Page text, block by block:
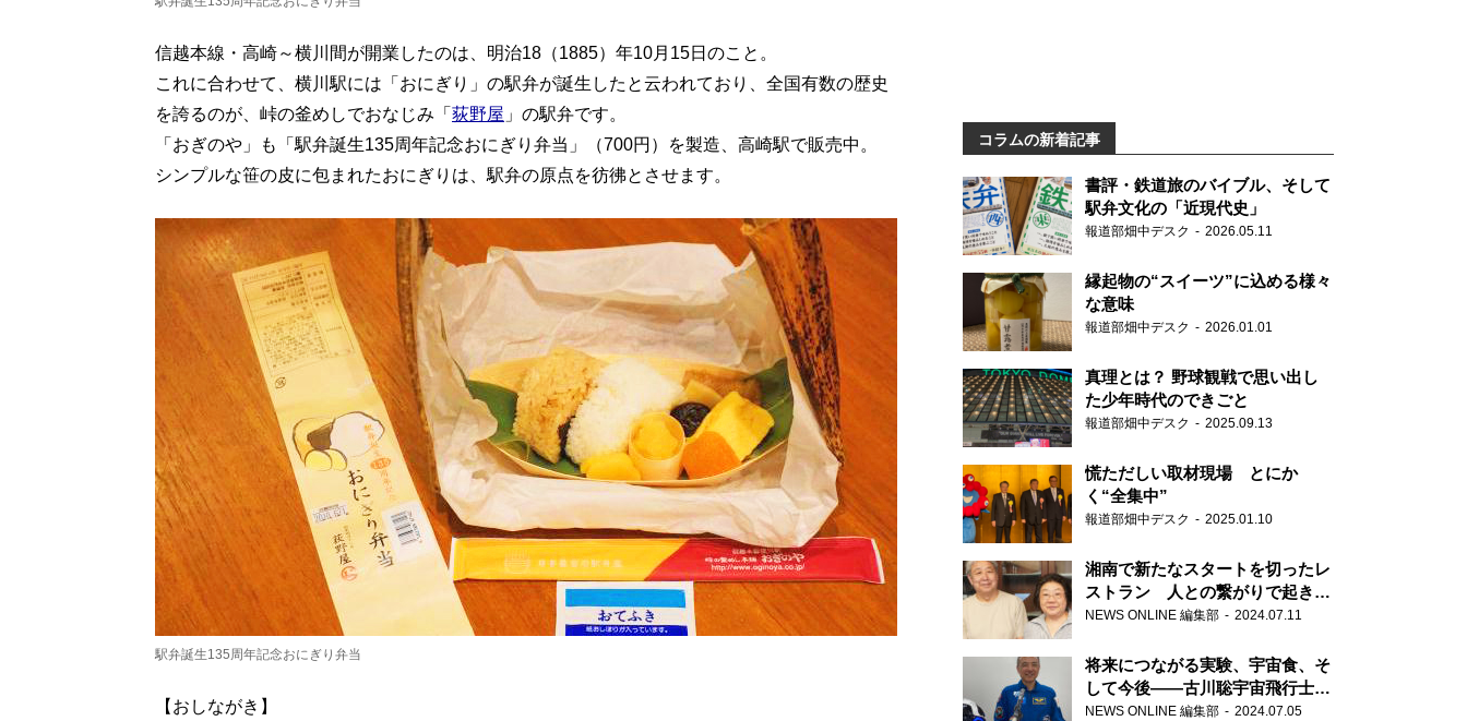
信越本線・高崎～横川間が開業したのは、明治18（1885）年10月15日のこと。
これに合わせて、横川駅には「おにぎり」の駅弁が誕生したと云われており、全国有数の歴史
を誇るのが、峠の釜めしでおなじみ「 荻野屋 」の駅弁です。
「おぎのや」も「駅弁誕生135周年記念おにぎり弁当」（700円）を製造、高崎駅で販売中。
シンプルな笹の皮に包まれたおにぎりは、駅弁の原点を彷彿とさせます。
駅弁誕生135周年記念おにぎり弁当
【おしながき】
コラムの新着記事
書評・鉄道旅のバイブル、そして
駅弁文化の「近現代史」
報道部畑中デスク 2026.05.11
縁起物の“スイーツ”に込める様々
な意味
報道部畑中デスク 2026.01.01
真理とは？ 野球観戦で思い出し
た少年時代のできごと
報道部畑中デスク 2025.09.13
慌ただしい取材現場 とにか
く“全集中”
報道部畑中デスク 2025.01.10
湘南で新たなスタートを切ったレ
ストラン 人との繋がりで起きた
奇跡
NEWS ONLINE 編集部 2024.07.11
将来につながる実験、宇宙食、そ
して今後――古川聡宇宙飛行士単
独インタビュー
NEWS ONLINE 編集部 2024.07.05